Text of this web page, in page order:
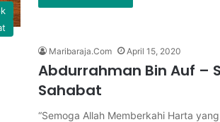
Maribaraja.Com April 15, 2020
Abdurrahman Bin Auf –
Sahabat
“Semoga Allah Memberkahi Harta